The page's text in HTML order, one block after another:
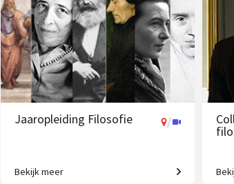
Jaaropleiding Filosofie /
In één jaar de wereld beter begrijpen!
Bekijk meer